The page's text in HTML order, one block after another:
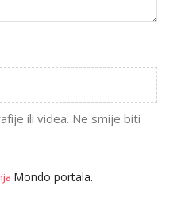
ili videa. Ne smije biti
Mondo portala.